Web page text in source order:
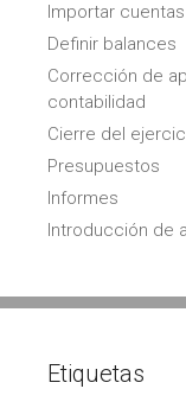
Importar
Definir balances
Corrección de
contabilidad
Cierre del
Presupuestos
Informes
Introducción de
Etiquetas